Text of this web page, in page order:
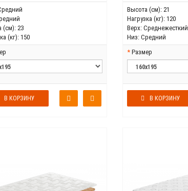
(см): 23
(кг): 150
В КОРЗИНУ
Высота (см): 21
Нагрузка (кг): 120
Верх: Среднежесткий
Низ: Средний
Размер
В КОРЗИНУ